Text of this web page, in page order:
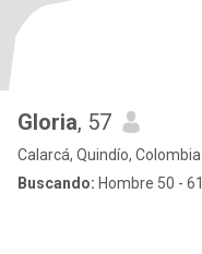
Gloria, 57
Calarcá, Quindío, Colombia
Buscando: Hombre 50 - 61